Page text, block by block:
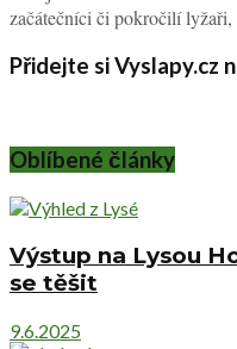
začátečníci či pokročilí lyžaři,
Přidejte si Vyslapy.cz
Oblíbené články
Výstup na Lysou
se těšit
9.6.2025